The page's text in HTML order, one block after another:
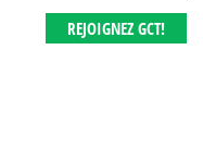
REJOIGNEZ GCT!